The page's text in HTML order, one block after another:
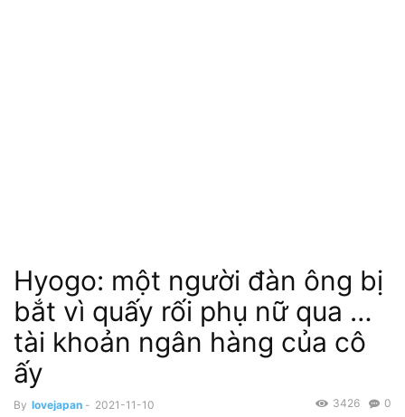
Hyogo: một người đàn ông bị
bắt vì quấy rối phụ nữ qua …
tài khoản ngân hàng của cô
ấy
By lovejapan - 2021-11-10 0
3426